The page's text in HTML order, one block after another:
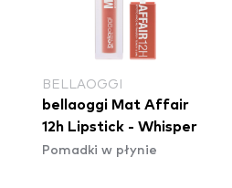
BELLAOGGI
bellaoggi Mat Affair
12h Lipstick - Whisper
Pomadki w płynie